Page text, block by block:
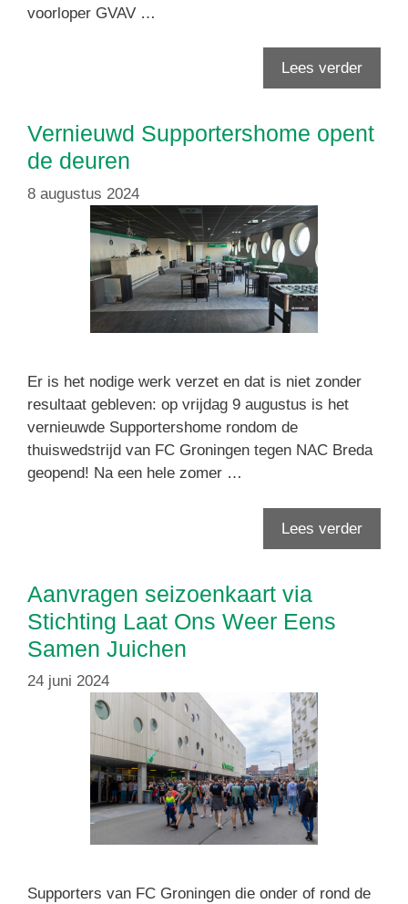
voorloper GVAV …
Lees verder
Vernieuwd Supportershome opent
de deuren
8 augustus 2024
Er is het nodige werk verzet en dat is niet zonder
resultaat gebleven: op vrijdag 9 augustus is het
vernieuwde Supportershome rondom de
thuiswedstrijd van FC Groningen tegen NAC Breda
geopend! Na een hele zomer …
Lees verder
Aanvragen seizoenkaart via
Stichting Laat Ons Weer Eens
Samen Juichen
24 juni 2024
Supporters van FC Groningen die onder of rond de